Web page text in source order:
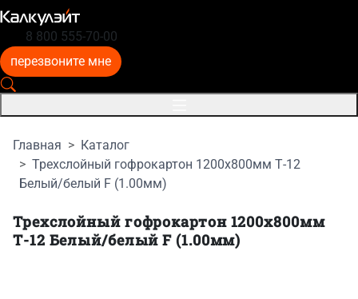
8 800 555-70-00
перезвоните мне
Главная
Каталог
Трехслойный гофрокартон 1200x800мм Т-12
Белый/белый F (1.00мм)
Трехслойный гофрокартон 1200x800мм
Т-12 Белый/белый F (1.00мм)